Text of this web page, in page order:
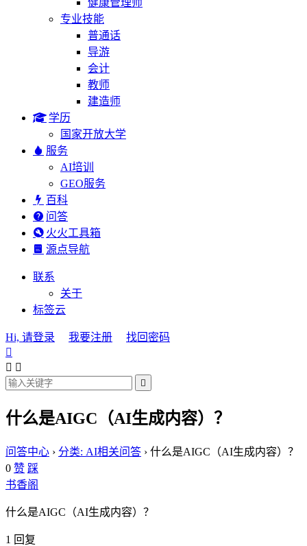
健康管理师
专业技能
普通话
导游
会计
教师
建造师
学历
国家开放大学
服务
AI培训
GEO服务
百科
问答
火火工具箱
源点导航
联系
关于
标签云
Hi, 请登录 我要注册
找回密码

 

什么是AIGC（AI生成内容）？
问答中心 › 分类: AI相关问答 › 什么是AIGC（AI生成内容）？
0 赞 踩
书香阁
什么是AIGC（AI生成内容）？
1 回复